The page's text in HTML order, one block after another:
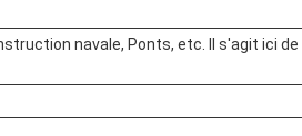
navale, Ponts, etc. Il s'agit ici